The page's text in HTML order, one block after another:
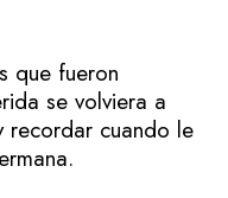
que fueron
se volviera a
recordar cuando le